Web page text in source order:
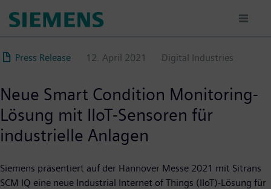
zum
Press Release
12. April 2021 Digital Industries
Neue Smart Condition Monitoring-
Lösung mit IIoT-Sensoren für
industrielle Anlagen
Siemens präsentiert auf der Hannover Messe 2021 mit Sitrans
SCM IQ eine neue Industrial Internet of Things (IIoT)-Lösung für